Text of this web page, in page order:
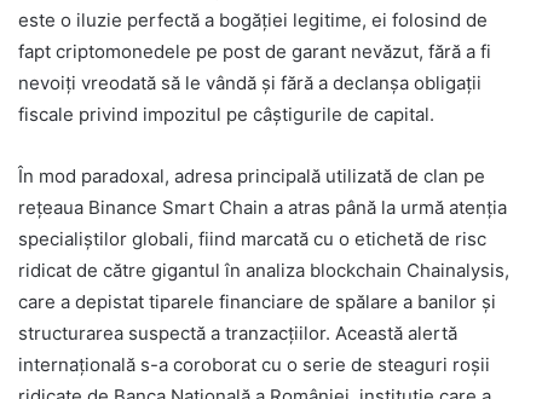
este o iluzie perfectă a bogăției legitime, ei folosind de
fapt criptomonedele pe post de garant nevăzut, fără a fi
nevoiți vreodată să le vândă și fără a declanșa obligații
fiscale privind impozitul pe câștigurile de capital.
În mod paradoxal, adresa principală utilizată de clan pe
rețeaua Binance Smart Chain a atras până la urmă atenția
specialiștilor globali, fiind marcată cu o etichetă de risc
ridicat de către gigantul în analiza blockchain Chainalysis,
care a depistat tiparele financiare de spălare a banilor și
structurarea suspectă a tranzacțiilor. Această alertă
internațională s-a coroborat cu o serie de steaguri roșii